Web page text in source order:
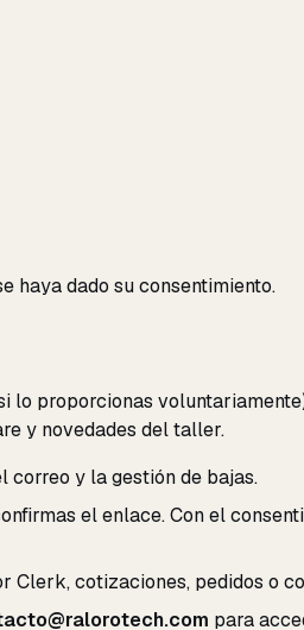
haya dado su consentimiento.
lo proporcionas
y novedades del taller.
correo y la gestión de bajas.
el enlace. Con el
Clerk, cotizaciones, pedidos o
para